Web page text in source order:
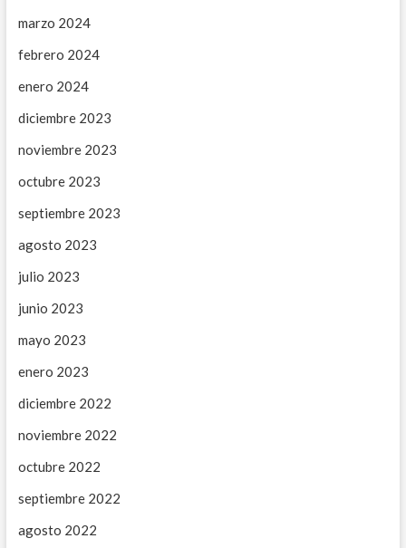
marzo 2024
febrero 2024
enero 2024
diciembre 2023
noviembre 2023
octubre 2023
septiembre 2023
agosto 2023
julio 2023
junio 2023
mayo 2023
enero 2023
diciembre 2022
noviembre 2022
octubre 2022
septiembre 2022
agosto 2022